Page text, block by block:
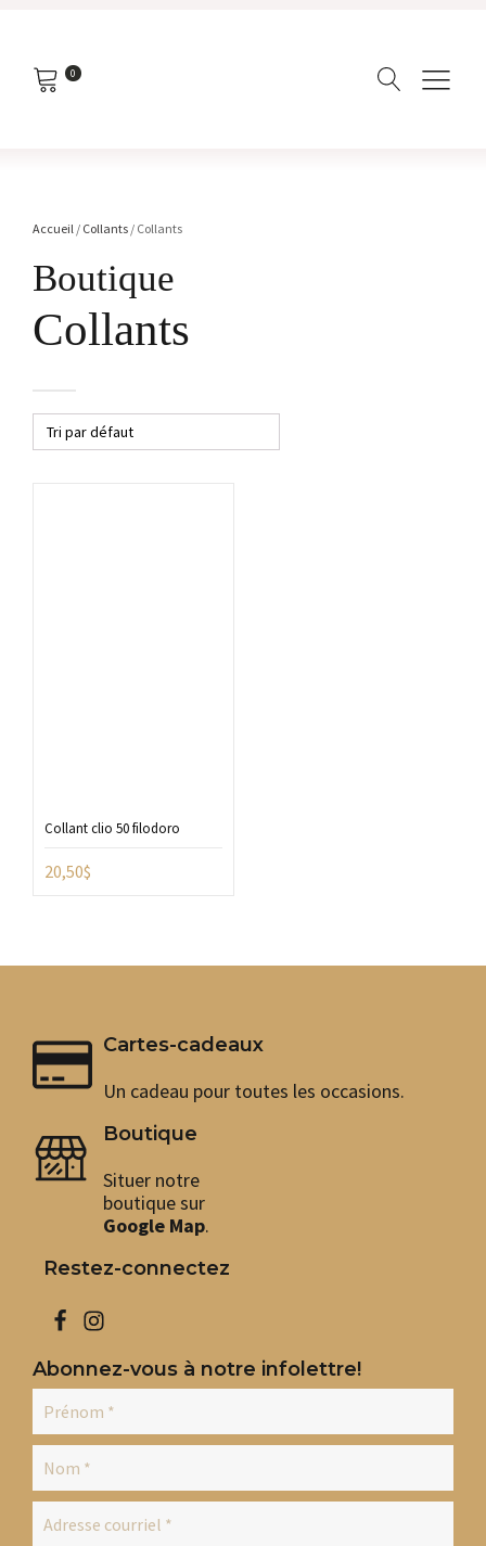
0
Accueil / Collants / Collants
Boutique
Collants
Collant clio 50 filodoro
20,50$
Cartes-cadeaux
Un cadeau pour toutes les occasions.
Boutique
Situer notre
boutique sur
Google Map.
Restez-connectez
Abonnez-vous à notre infolettre!